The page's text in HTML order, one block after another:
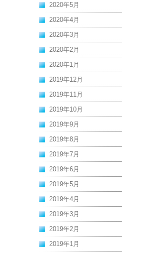
2020年5月
2020年4月
2020年3月
2020年2月
2020年1月
2019年12月
2019年11月
2019年10月
2019年9月
2019年8月
2019年7月
2019年6月
2019年5月
2019年4月
2019年3月
2019年2月
2019年1月